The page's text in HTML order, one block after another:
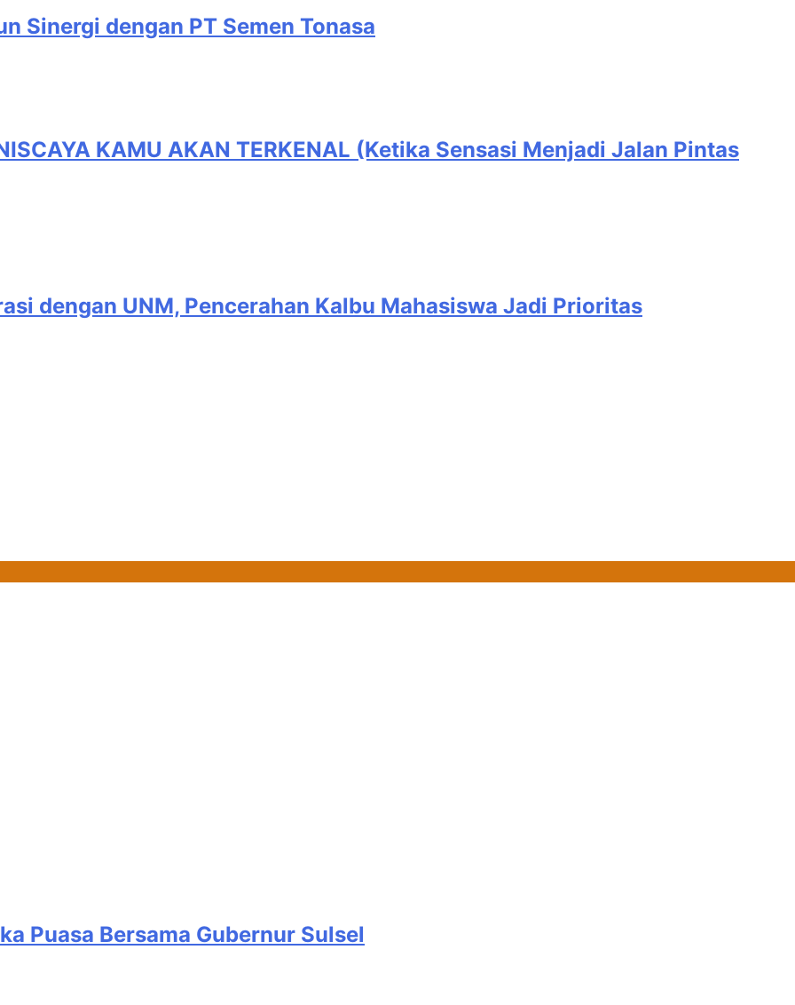
Sinergi dengan PT Semen Tonasa
KAMU AKAN TERKENAL (Ketika Sensasi Menjadi Jalan Pintas
dengan UNM, Pencerahan Kalbu Mahasiswa Jadi Prioritas
Puasa Bersama Gubernur Sulsel